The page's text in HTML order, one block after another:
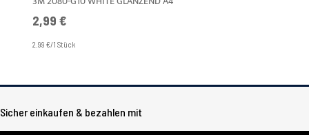
2,99 €
2.99 €/1 Stück
Sicher einkaufen & bezahlen mit